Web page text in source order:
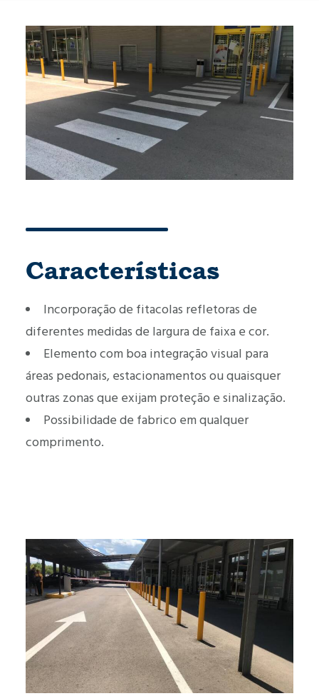
Características
Incorporação de fitacolas refletoras de
diferentes medidas de largura de faixa e cor.
Elemento com boa integração visual para
áreas pedonais, estacionamentos ou quaisquer
outras zonas que exijam proteção e sinalização.
Possibilidade de fabrico em qualquer
comprimento.